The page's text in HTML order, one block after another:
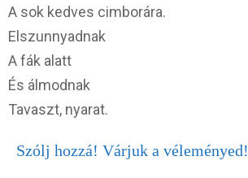
A sok kedves cimborára.
Elszunnyadnak
A fák alatt
És álmodnak
Tavaszt, nyarat.
Szólj hozzá! Várjuk a véleményed!